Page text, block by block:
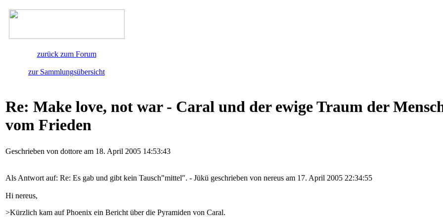
zurück zum Forum
zur Sammlungsübersicht
Re: Make love, not war - Caral und der ewige Traum der
vom Frieden
Geschrieben von dottore am 18. April 2005 14:53:43
Als Antwort auf: Re: Es gab und gibt kein Tausch"mittel". - Jükü geschrieben von nereus am 17. April 2005 22:34:55
Hi nereus,
>Kürzlich kam auf Phoenix ein Bericht über die Pyramiden von Caral.